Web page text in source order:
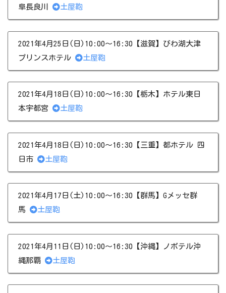
阜長良川
土屋鞄
2021年4月25日(日)10:00～16:30【滋賀】びわ湖大津
プリンスホテル
土屋鞄
2021年4月18日(日)10:00～16:30【栃木】ホテル東日
本宇都宮
土屋鞄
2021年4月18日(日)10:00～16:30【三重】都ホテル 四
日市
土屋鞄
2021年4月17日(土)10:00～16:30【群馬】Gメッセ群
馬
土屋鞄
2021年4月11日(日)10:00～16:30【沖縄】ノボテル沖
縄那覇
土屋鞄